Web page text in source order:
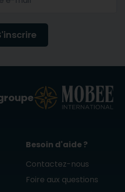
Besoin d'aide ?
Contactez-nous
Foire aux questions